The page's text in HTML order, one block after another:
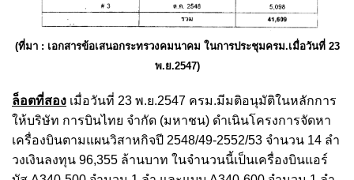
(ที่มา : เอกสารข้อเสนอกระทรวงคมนาคม ในการประชุมครม.เมื่อวันที่ 23
พ.ย.2547)
ล็อตที่สอง เมื่อวันที่ 23 พ.ย.2547 ครม.มีมติอนุมัติในหลักการ
ให้บริษัท การบินไทย จำกัด (มหาชน) ดำเนินโครงการจัดหา
เครื่องบินตามแผนวิสาหกิจปี 2548/49-2552/53 จำนวน 14 ลำ
วงเงินลงทุน 96,355 ล้านบาท ในจำนวนนี้เป็นเครื่องบินแอร์